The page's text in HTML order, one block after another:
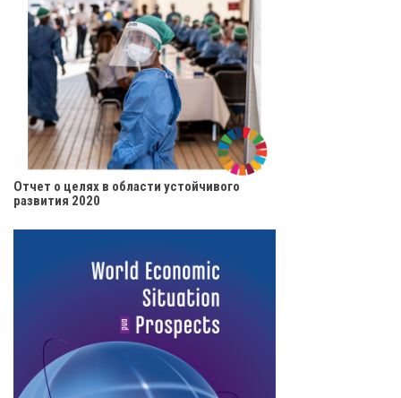
Отчет о целях в области устойчивого
развития 2020